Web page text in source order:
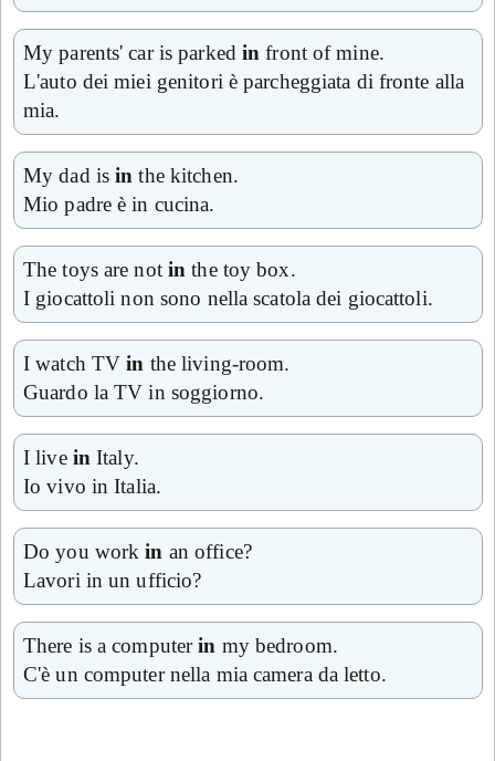
My parents' car is parked in front of mine.
L'auto dei miei genitori è parcheggiata di fronte alla
mia.
My dad isin the kitchen.
Mio padre è in cucina.
The toys are not in the toy box.
I giocattoli non sono nella scatola dei giocattoli.
I watch TVin the living-room.
Guardo la TV in soggiorno.
I live in Italy.
Io vivo in Italia.
Do you workin an office?
Lavori in un ufficio?
There is a computerin my bedroom.
C'è un computer nella mia camera da letto.